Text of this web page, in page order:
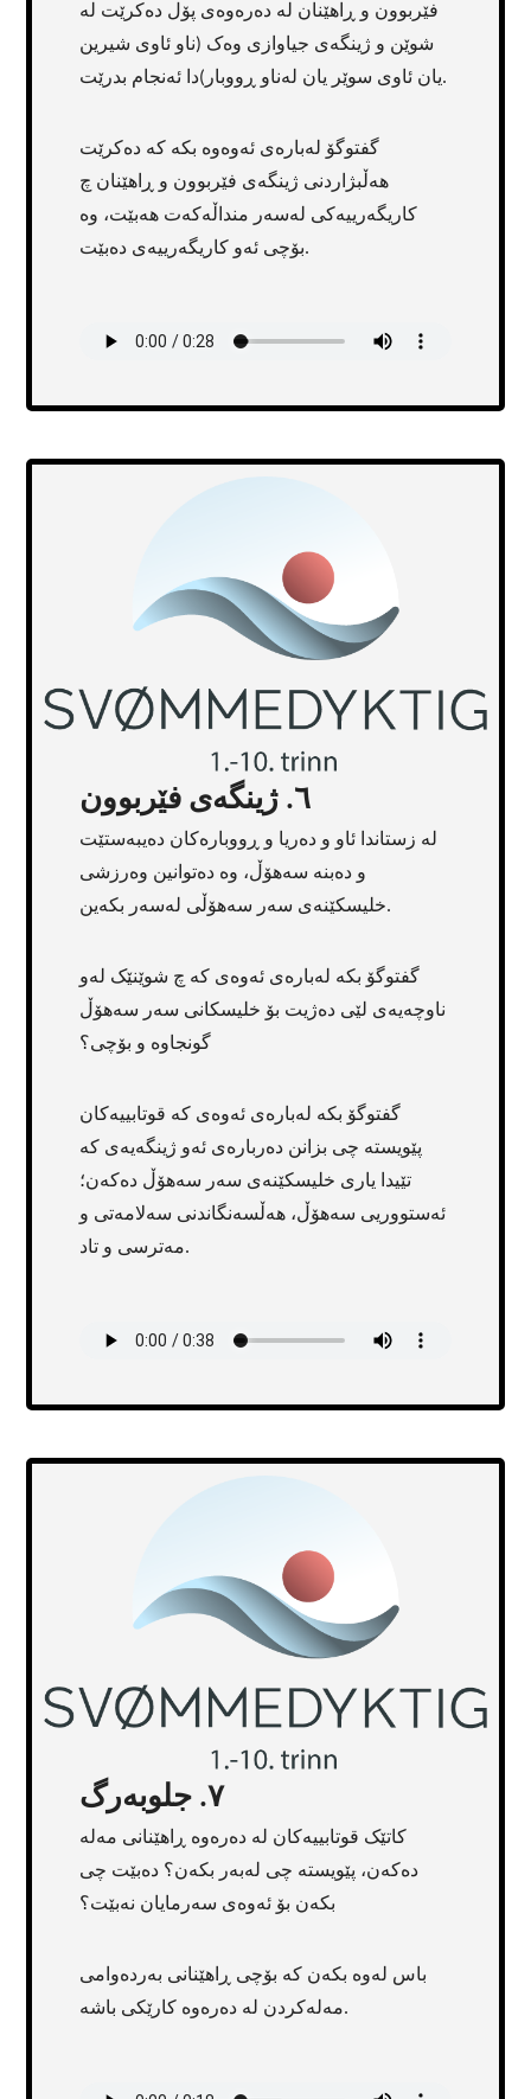
فێربوون و ڕاهێنان لە دەرەوەی پۆل دەکرێت لە
شوێن و ژینگەی جیاوازی وەک (ناو ئاوی شیرین
یان ئاوی سوێر یان لەناو ڕووبار)دا ئەنجام بدرێت.
گفتوگۆ لەبارەی ئەوەوە بکە کە دەکرێت
هەڵبژاردنی ژینگەی فێربوون و ڕاهێنان چ
کاریگەرییەکی لەسەر منداڵەکەت هەبێت، وە
بۆچی ئەو کاریگەرییەی دەبێت.
٦. ژینگەی فێربوون
لە زستاندا ئاو و دەریا و ڕووبارەکان دەیبەستێت
و دەبنە سەهۆڵ، وە دەتوانین وەرزشی
خلیسكێنەی سەر سەهۆڵی لەسەر بکەین.
گفتوگۆ بکە لەبارەی ئەوەی کە چ شوێنێک لەو
ناوچەیەی لێی دەژیت بۆ خلیسکانی سەر سەهۆڵ
گونجاوە و بۆچی؟
گفتوگۆ بکە لەبارەی ئەوەی کە قوتابییەکان
پێویستە چی بزانن دەربارەی ئەو ژینگەیەی کە
تێیدا یاری خلیسکێنەی سەر سەهۆڵ دەکەن؛
ئەستووریی سەهۆڵ، هەڵسەنگاندنی سەلامەتی و
مەترسی و تاد.
٧. جلوبەرگ
کاتێک قوتابییەکان لە دەرەوە ڕاهێنانی مەلە
دەکەن، پێویستە چی لەبەر بکەن؟ دەبێت چی
بکەن بۆ ئەوەی سەرمایان نەبێت؟
باس لەوە بکەن کە بۆچی ڕاهێنانی بەردەوامی
مەلەکردن لە دەرەوە کارێکی باشە.